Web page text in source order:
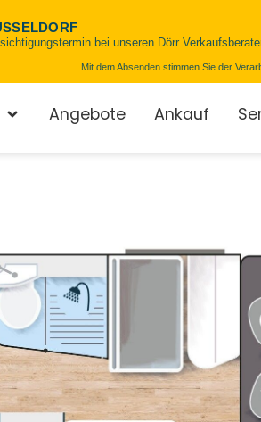
Angebote Ankauf
bei unseren Dörr
Mit dem Absenden stimmen Sie der